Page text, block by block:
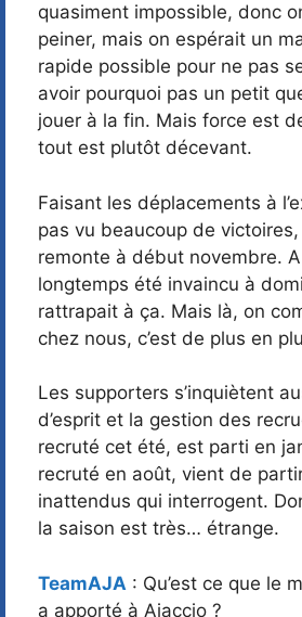
quasiment impossible, donc
peiner, mais on espérait un
rapide possible pour ne pas
avoir pourquoi pas un petit
jouer à la fin. Mais force est
tout est plutôt décevant.
Faisant les déplacements à
pas vu beaucoup de
remonte à début novembre.
longtemps été invaincu à
rattrapait à ça. Mais là, on
chez nous, c’est de plus en
Les supporters s’inquiètent
d’esprit et la gestion des
recruté cet été, est parti en
recruté en août, vient de
inattendus qui interrogent.
la saison est très… étrange.
TeamAJA : Qu’est ce que le
a apporté à Ajaccio ?